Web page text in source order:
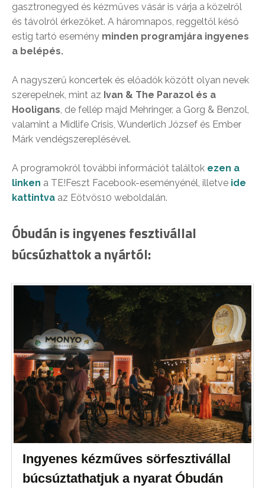
gasztronegyed és kézműves vásár is várja a közelről
és távolról érkezőket. A háromnapos, reggeltől késő
estig tartó esemény minden programjára ingyenes
a belépés.
A nagyszerű koncertek és előadók között olyan nevek
szerepelnek, mint az Ivan & The Parazol és a
Hooligans , de fellép majd Mehringer, a Gorg & Benzol,
valamint a Midlife Crisis, Wunderlich József és Ember
Márk vendégszereplésével.
A programokról további információt találtok ezen a
linken a TE!Feszt Facebook-eseményénél, illetve ide
kattintva az Eötvös10 weboldalán.
Óbudán is ingyenes fesztivállal
búcsúzhattok a nyártól:
Ingyenes kézműves sörfesztivállal
búcsúztathatjuk a nyarat Óbudán